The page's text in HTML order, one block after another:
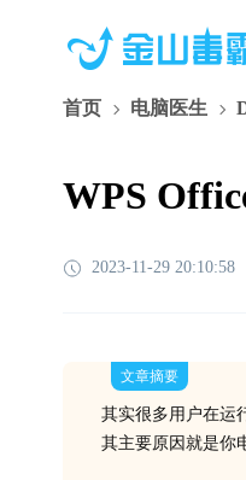
首页 电脑医生
WPS
2023-11-29 20:10:58
文章摘要
其实很多用户在运
其主要原因就是你